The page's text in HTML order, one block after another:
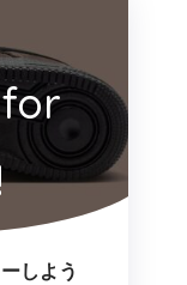
しよう